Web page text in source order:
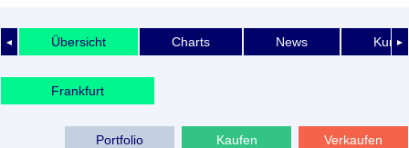
◄ ►
Übersicht Charts News
Frankfurt
Verkaufen
Kaufen
Portfolio